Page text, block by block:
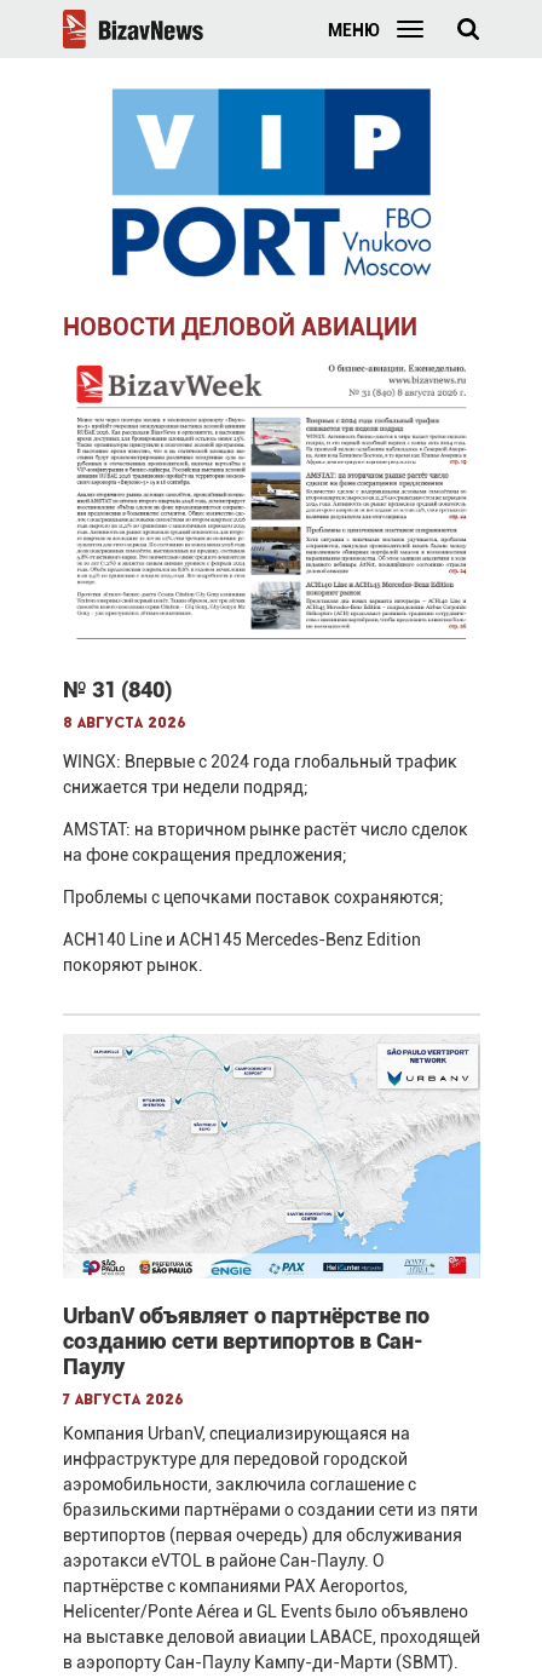
МЕНЮ
НОВОСТИ ДЕЛОВОЙ АВИАЦИИ
№ 31 (840)
8 августа 2026
WINGX: Впервые с 2024 года глобальный трафик
снижается три недели подряд;
AMSTAT: на вторичном рынке растёт число сделок
на фоне сокращения предложения;
Проблемы с цепочками поставок сохраняются;
ACH140 Line и ACH145 Mercedes-Benz Edition
покоряют рынок.
UrbanV объявляет о партнёрстве по
созданию сети вертипортов в Сан-
Паулу
7 августа 2026
Компания UrbanV, специализирующаяся на
инфраструктуре для передовой городской
аэромобильности, заключила соглашение с
бразильскими партнёрами о создании сети из пяти
вертипортов (первая очередь) для обслуживания
аэротакси eVTOL в районе Сан-Паулу. О
партнёрстве с компаниями PAX Aeroportos,
Helicenter/Ponte Aérea и GL Events было объявлено
на выставке деловой авиации LABACE, проходящей
в аэропорту Сан-Паулу Кампу-ди-Марти (SBMT).